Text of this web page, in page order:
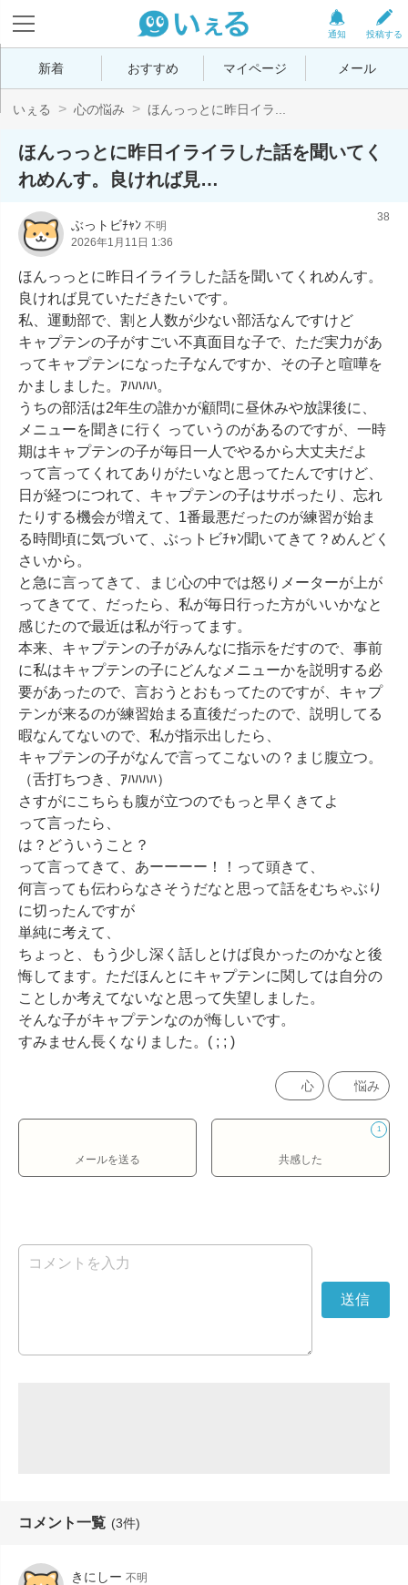
投稿する
通知
新着 おすすめ マイページ メール
いぇる 心の悩み ほんっっとに昨日イラ...
ほんっっとに昨日イライラした話を聞いてく
れめんす。良ければ見…
ぶっトビﾁｬﾝ 不明
2026年1月11日 1:36
38
ほんっっとに昨日イライラした話を聞いてくれめんす。
良ければ見ていただきたいです。
私、運動部で、割と人数が少ない部活なんですけど
キャプテンの子がすごい不真面目な子で、ただ実力があ
ってキャプテンになった子なんですか、その子と喧嘩を
かましました。ｱﾊﾊﾊﾊ。
うちの部活は2年生の誰かが顧問に昼休みや放課後に、
メニューを聞きに行く っていうのがあるのですが、一時
期はキャプテンの子が毎日一人でやるから大丈夫だよ
って言ってくれてありがたいなと思ってたんですけど、
日が経つにつれて、キャプテンの子はサボったり、忘れ
たりする機会が増えて、1番最悪だったのが練習が始ま
る時間頃に気づいて、ぶっトビﾁｬﾝ聞いてきて？めんどく
さいから。
と急に言ってきて、まじ心の中では怒りメーターが上が
ってきてて、だったら、私が毎日行った方がいいかなと
感じたので最近は私が行ってます。
本来、キャプテンの子がみんなに指示をだすので、事前
に私はキャプテンの子にどんなメニューかを説明する必
要があったので、言おうとおもってたのですが、キャプ
テンが来るのが練習始まる直後だったので、説明してる
暇なんてないので、私が指示出したら、
キャプテンの子がなんで言ってこないの？まじ腹立つ。
（舌打ちつき、ｱﾊﾊﾊﾊ）
さすがにこちらも腹が立つのでもっと早くきてよ
って言ったら、
は？どういうこと？
って言ってきて、あーーーー！！って頭きて、
何言っても伝わらなさそうだなと思って話をむちゃぶり
に切ったんですが
単純に考えて、
ちょっと、もう少し深く話しとけば良かったのかなと後
悔してます。ただほんとにキャプテンに関しては自分の
ことしか考えてないなと思って失望しました。
そんな子がキャプテンなのが悔しいです。
すみません長くなりました。( ; ; )
心 悩み
メールを送る
1
共感した
コメント一覧 (3件)
きにしー 不明